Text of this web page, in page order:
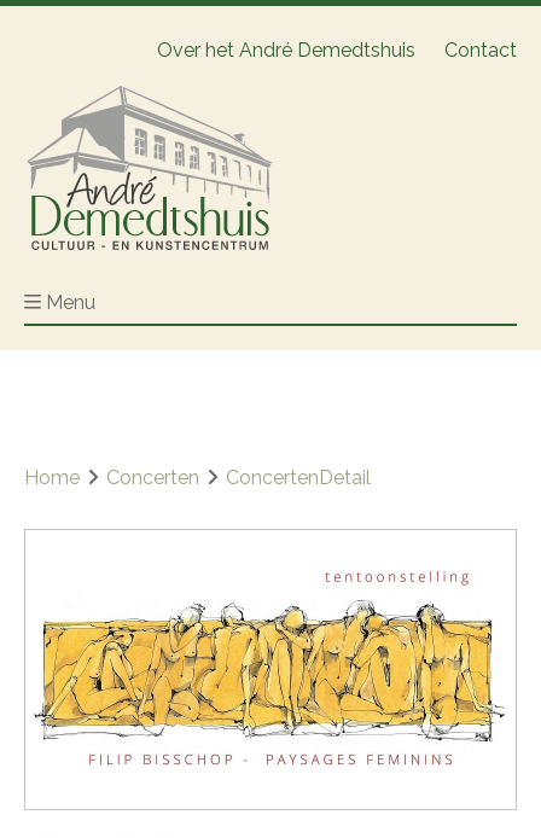
Over het André Demedtshuis Contact
Menu
Home Concerten ConcertenDetail